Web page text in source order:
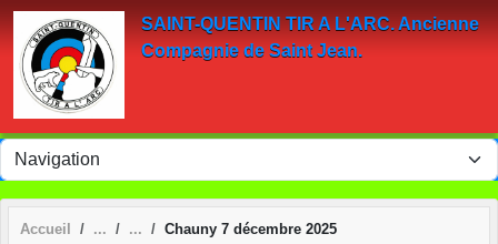
SAINT-QUENTIN TIR A L'ARC. Ancienne
Compagnie de Saint Jean.
Accueil Chauny 7 décembre 2025
Panneau de gestion des cookies